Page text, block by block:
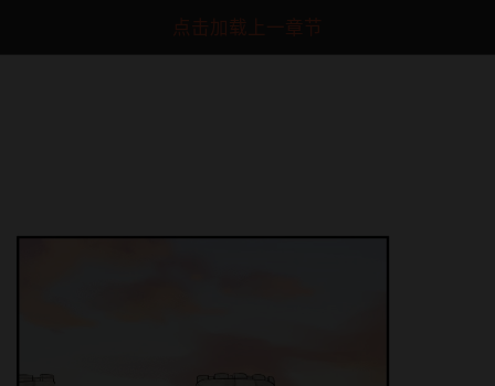
点击加载上一章节